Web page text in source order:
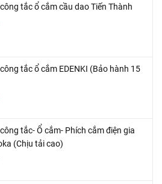
tắc ổ cắm cầu dao Tiến Thành
tắc ổ cắm EDENKI (Bảo hành 15
tắc- Ổ cắm- Phích cắm điện gia
(Chịu tải cao)